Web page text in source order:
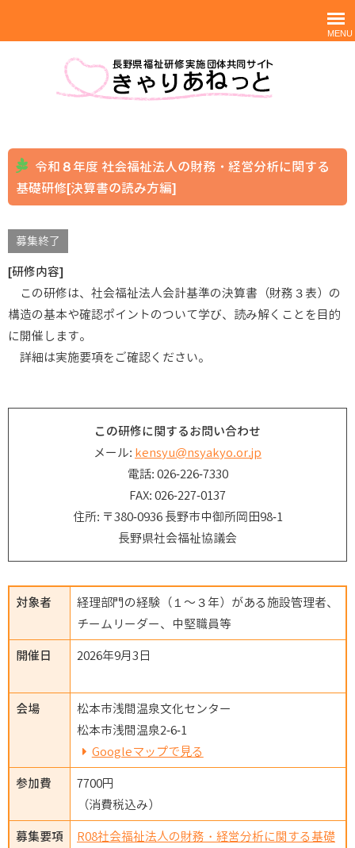
MENU
令和８年度 社会福祉法人の財務・経営分析に関する
基礎研修[決算書の読み方編]
募集終了
[研修内容]
この研修は、社会福祉法人会計基準の決算書（財務３表）の
構造の基本や確認ポイントのついて学び、読み解くことを目的
に開催します。
詳細は実施要項をご確認ください。
この研修に関するお問い合わせ
メール: kensyu@nsyakyo.or.jp
電話: 026-226-7330
FAX: 026-227-0137
住所: 〒380-0936 長野市中御所岡田98-1
長野県社会福祉協議会
対象者
経理部門の経験（１～３年）がある施設管理者、
チームリーダー、中堅職員等
開催日
2026年9月3日
会場
松本市浅間温泉文化センター
松本市浅間温泉2-6-1
Googleマップで見る
参加費
7700円
（消費税込み）
募集要項
R08社会福祉法人の財務・経営分析に関する基礎